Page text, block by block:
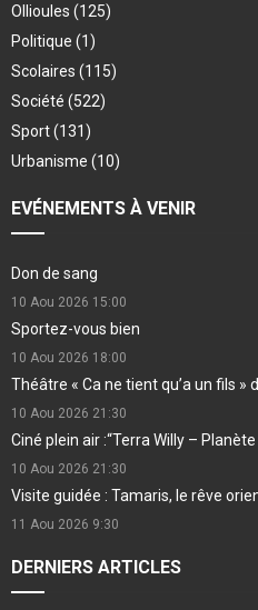
Ollioules (125)
Politique (1)
Scolaires (115)
Société (522)
Sport(131)
Urbanisme (10)
EVÉNEMENTS À VENIR
Don de sang
10 Aou 2026 15:00
Sportez-vous bien
10 Aou 2026 18:00
Théâtre « Ca ne tient qu’a un fils »
10 Aou 2026 21:30
Ciné plein air :“Terra Willy –
10 Aou 2026 21:30
Visite guidée : Tamaris, le rêve
11 Aou 2026 9:30
DERNIERS ARTICLES